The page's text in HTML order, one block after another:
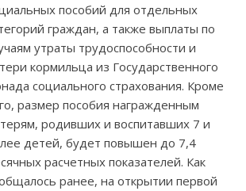
пособий для отдельных
граждан, а также выплаты по
утраты трудоспособности и
кормильца из Государственного
социального страхования. Кроме
размер пособия награжденным
родивших и воспитавших 7 и
детей, будет повышен до 7,4
расчетных показателей. Как
ранее, на открытии первой